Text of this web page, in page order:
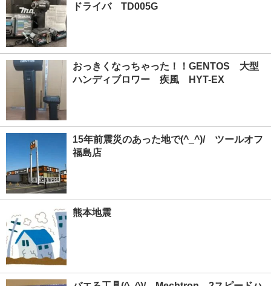
ドライバ TD005G
おっきくなっちゃった！！GENTOS 大型
ハンディブロワー 疾風 HYT-EX
15年前震災のあった地で(^_^)/ ツールオフ
福島店
熊本地震